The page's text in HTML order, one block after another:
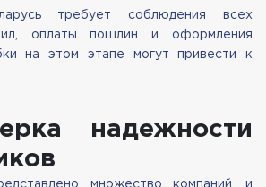
требует соблюдения всех
оплаты пошлин и оформления
на этом этапе могут привести к
надежности
множество компаний, и